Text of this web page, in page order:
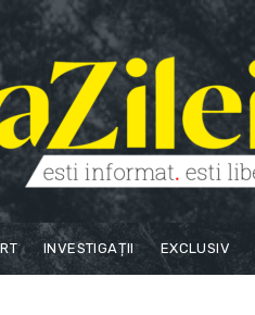
INVESTIGAȚII EXCLUSIV